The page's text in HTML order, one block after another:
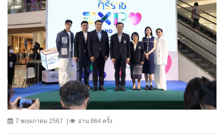
7 พฤษภาคม 2567 อ่าน 864 ครั้ง